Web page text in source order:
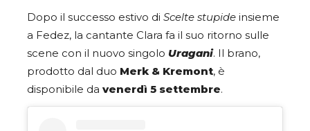
Dopo il successo estivo di Scelte stupide insieme
a Fedez, la cantante Clara fa il suo ritorno sulle
scene con il nuovo singolo Uragani. Il brano,
prodotto dal duo Merk & Kremont, è
disponibile da venerdì 5 settembre.